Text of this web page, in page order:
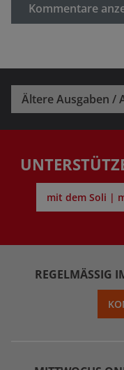
Kommentare
Ältere Ausgaben /
mit dem Soli |
REGELMÄSSIG